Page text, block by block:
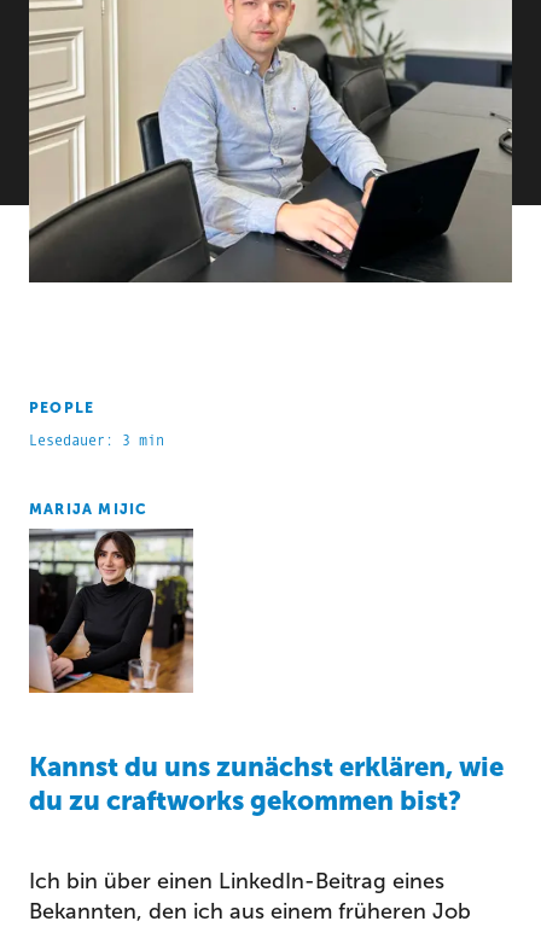
PEOPLE
Lesedauer: 3 min
MARIJA MIJIC
Kannst du uns zunächst erklären, wie
du zu craftworks gekommen bist?
Ich bin über einen LinkedIn-Beitrag eines
Bekannten, den ich aus einem früheren Job